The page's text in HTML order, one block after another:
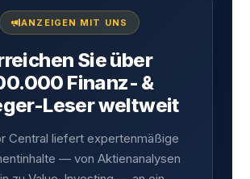
ANZEIGEN MIT UNS
Sie über
Finanz- &
Leser weltweit
Central liefert expertenmäßige
— von Aktienanalysen